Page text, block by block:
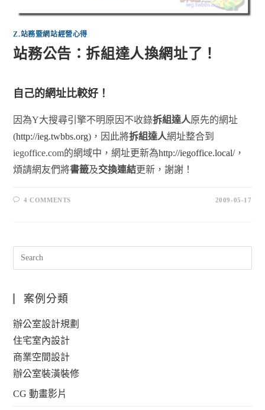
Z.站務暨網站經營心得
站務公告：拆組達人換網址了！
自己的網址比較好！
因為Y大搜尋引擎不明原因不收錄拆組達人原先的網址
(http://ieg.twbbs.org)，因此將拆組達人網址整合到
iegoffice.com的網域中，網址更新為http://iegoffice.local/，
煩請網友們將書籤及交換連結更新，謝謝！
4 COMMENTS 2009-05-17
案例分類
辦公室設計規劃
住宅室內設計
商業空間設計
辦公室裝潢裝修
CG 動畫影片